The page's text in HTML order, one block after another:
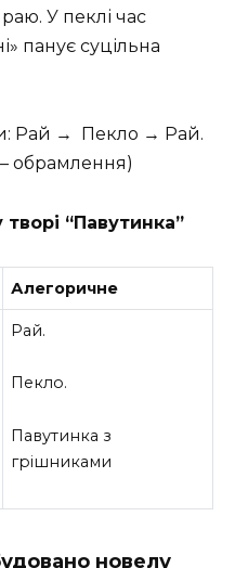
У пеклі час
панує суцільна
Рай → Пекло → Рай.
– обрамлення)
“Павутинка”
Алегоричне
Рай.
Пекло.
Павутинка з
грішниками
новелу